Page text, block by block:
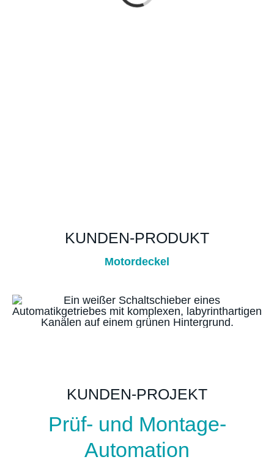
KUNDEN-PRODUKT
Motordeckel
KUNDEN-PROJEKT
Prüf- und Montage-
Automation